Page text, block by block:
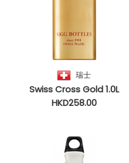
瑞士
Swiss Cross Gold 1.0L
HKD258.00